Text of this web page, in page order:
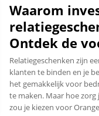
Waarom
Ontdek de
Relatiegeschenken zijn
klanten te binden en je
het gemakkelijk voor
te maken. Maar hoe
zou je kiezen voor